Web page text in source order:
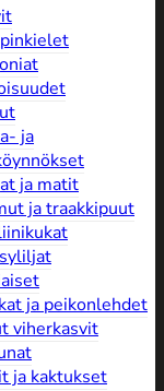
ja
ja matit
ja traakkipuut
ja peikonlehdet
viherkasvit
ja kaktukset